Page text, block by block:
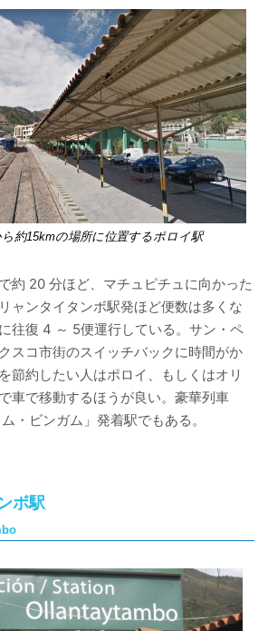
約15kmの場所に位置するポロイ駅
約 20 分ほど、マチュピチュに向かった
ャンタイタンボ駅発ほど便数は多くな
往復 4 ～ 5便運行している。サン・ペ
スコ市街のスイッチバックに時間がか
節約したい人はポロイ、もしくはオリ
車で移動するほうが良い。豪華列車
・ビンガム」発着駅でもある。
ボ駅